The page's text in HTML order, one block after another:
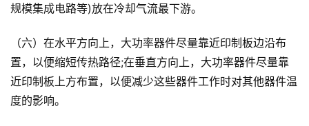
规模集成电路等)放在冷却气流最下游。
（六）在水平方向上，大功率器件尽量靠近印制板边沿布
置，以便缩短传热路径;在垂直方向上，大功率器件尽量靠
近印制板上方布置，以便减少这些器件工作时对其他器件温
度的影响。